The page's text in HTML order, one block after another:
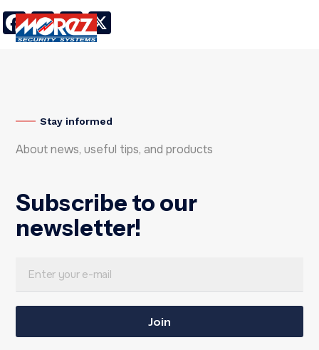
Facebook
LinkedIn
Twitter
Stay informed
About news, useful tips, and products
Subscribe to our
newsletter!
E
m
a
m
Join